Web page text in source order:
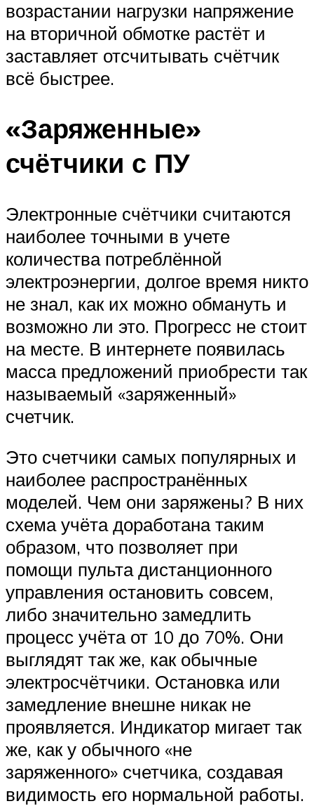
возрастании нагрузки напряжение
на вторичной обмотке растёт и
заставляет отсчитывать счётчик
всё быстрее.
«Заряженные»
счётчики с ПУ
Электронные счётчики считаются
наиболее точными в учете
количества потреблённой
электроэнергии, долгое время никто
не знал, как их можно обмануть и
возможно ли это. Прогресс не стоит
на месте. В интернете появилась
масса предложений приобрести так
называемый «заряженный»
счетчик.
Это счетчики самых популярных и
наиболее распространённых
моделей. Чем они заряжены? В них
схема учёта доработана таким
образом, что позволяет при
помощи пульта дистанционного
управления остановить совсем,
либо значительно замедлить
процесс учёта от 10 до 70%. Они
выглядят так же, как обычные
электросчётчики. Остановка или
замедление внешне никак не
проявляется. Индикатор мигает так
же, как у обычного «не
заряженного» счетчика, создавая
видимость его нормальной работы.